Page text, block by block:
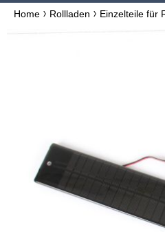
Home Rollladen Einzelteile für